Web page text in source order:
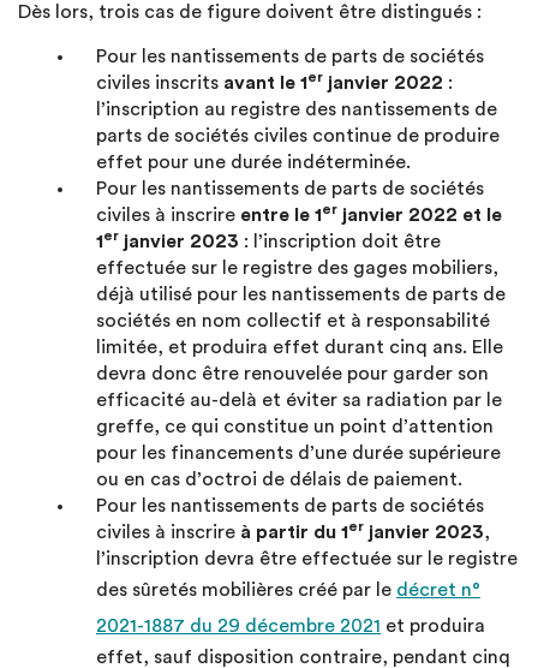
Dès lors, trois cas de figure doivent être distingués :
Pour les nantissements de parts de sociétés
civiles inscrits avant le 1er janvier 2022 :
l’inscription au registre des nantissements de
parts de sociétés civiles continue de produire
effet pour une durée indéterminée.
Pour les nantissements de parts de sociétés
civiles à inscrire entre le 1er janvier 2022 et le
1er janvier 2023 : l’inscription doit être
effectuée sur le registre des gages mobiliers,
déjà utilisé pour les nantissements de parts de
sociétés en nom collectif et à responsabilité
limitée, et produira effet durant cinq ans. Elle
devra donc être renouvelée pour garder son
efficacité au-delà et éviter sa radiation par le
greffe, ce qui constitue un point d’attention
pour les financements d’une durée supérieure
ou en cas d’octroi de délais de paiement.
Pour les nantissements de parts de sociétés
civiles à inscrire à partir du 1er janvier 2023,
l’inscription devra être effectuée sur le registre
des sûretés mobilières créé par le décret n°
2021-1887 du 29 décembre 2021 et produira
effet, sauf disposition contraire, pendant cinq